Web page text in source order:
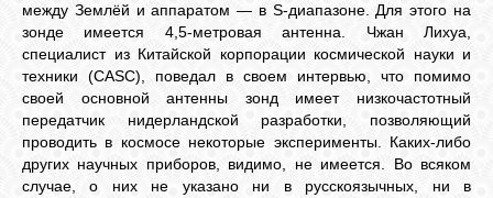
между Землёй и аппаратом — в S-диапазоне. Для этого на
зонде имеется 4,5-метровая антенна. Чжан Лихуа,
специалист из Китайской корпорации космической науки и
техники (CASC), поведал в своем интервью, что помимо
своей основной антенны зонд имеет низкочастотный
передатчик нидерландской разработки, позволяющий
проводить в космосе некоторые эксперименты. Каких-либо
других научных приборов, видимо, не имеется. Во всяком
случае, о них не указано ни в русскоязычных, ни в